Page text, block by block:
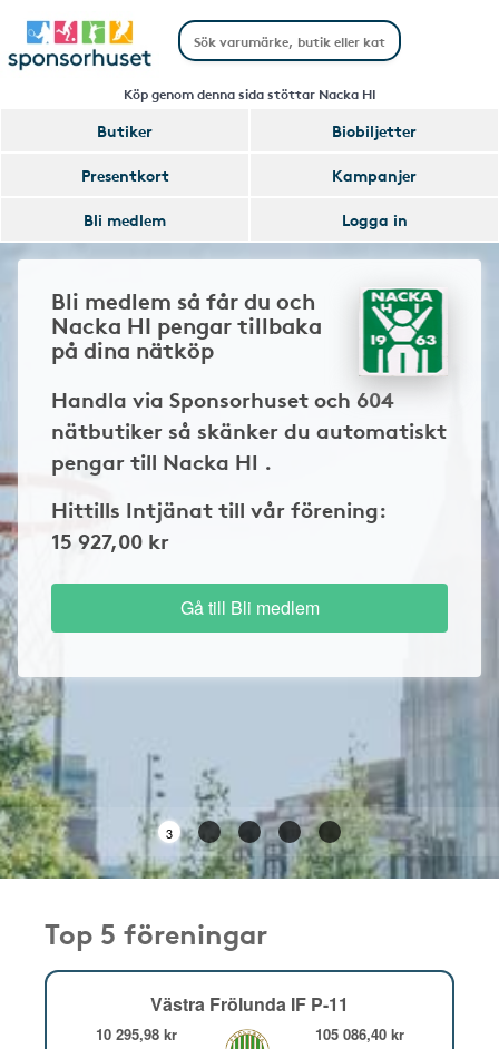
Köp genom denna sida stöttar Nacka HI
Butiker
Biobiljetter
Presentkort
Kampanjer
Bli medlem
Logga in
Bli medlem så får du och
Nacka HI pengar tillbaka
på dina nätköp
Handla via Sponsorhuset och 604
nätbutiker så skänker du automatiskt
pengar till Nacka HI .
Hittills Intjänat till vår förening:
15 927,00 kr
Gå till Bli medlem
3
Top 5 föreningar
Västra Frölunda IF P-11
10 295,98 kr 105 086,40 kr